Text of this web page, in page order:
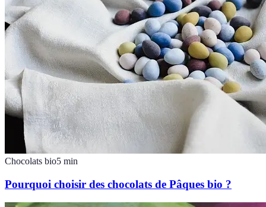
Chocolats bio5 min
Pourquoi choisir des chocolats de Pâques bio ?